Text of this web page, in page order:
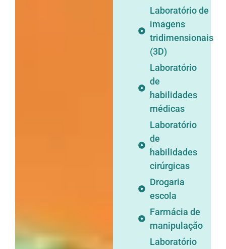
Laboratório de
imagens
tridimensionais
(3D)
Laboratório
de
habilidades
médicas
Laboratório
de
habilidades
cirúrgicas
Drogaria
escola
Farmácia de
manipulação
Laboratório